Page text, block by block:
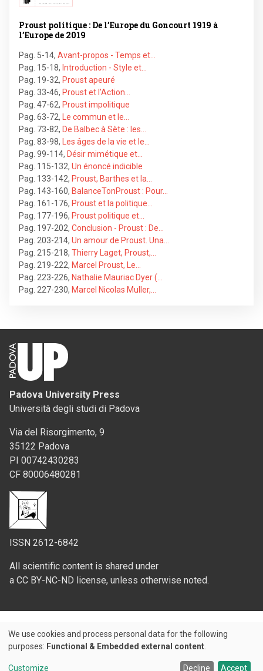
Proust politique : De l’Europe du Goncourt 1919 à
l’Europe de 2019
Pag. 5-14, Avant-propos - Temps et…
Pag. 15-18, Introduction - Style et…
Pag. 19-32, Proust apeuré
Pag. 33-46, Proust et l’Action…
Pag. 47-62, Proust impolitique
Pag. 63-72,
Le commun et le…
Pag. 73-82, De Balbec à Sète : les…
Pag. 83-98,
Les âges de la vie et le…
Pag. 99-114, Désir mimétique et…
Pag. 115-132, Un énoncé indicible
Pag. 133-142, Proust, Barthes et la…
Pag. 143-160, BalanceTonProust : Pour…
Pag. 161-176, Proust et la politique…
Pag. 177-196, Proust politique et…
Pag. 197-202, Conclusion - Proust : De…
Pag. 203-214, Un amour de Proust. Una…
Pag. 215-218, Thierry Laget, Proust,…
Pag. 219-222, Marcel Proust, Le…
Pag. 223-226, Nathalie Mauriac Dyer (…
Pag. 227-230, Marcel Nicolas Muller,…
Padova University Press
Università degli studi di Padova
Via del Risorgimento, 9
35122 Padova
PI 00742430283
CF 80006480281
ISSN 2612-6842
All scientific content is shared under
a CC BY-NC-ND license, unless otherwise noted.
Use
of
We use cookies and process personal data for the following
purposes: Functional & Embedded external content
Customize Decline Accept